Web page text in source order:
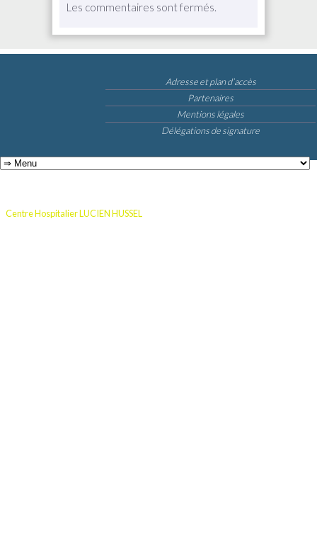
Les commentaires sont fermés.
Adresse et plan d’accès
Partenaires
Mentions légales
Délégations de signature
Centre Hospitalier LUCIEN HUSSEL